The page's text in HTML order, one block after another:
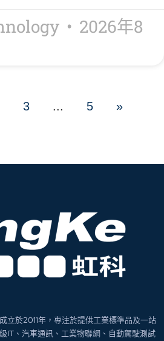
2026年8
3 ... 5 »
立於2011年，專注於提供工業標準品及一站
IT、汽車通訊、工業物聯網、自動駕駛測試